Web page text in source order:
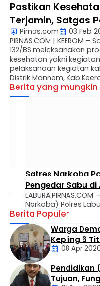
Pastikan
Terjamin, Satgas
Melaksanakan
Pirnas.com
03 Feb
PIRNAS.COM | KEEROM
132/BS melaksanakan
kesehatan yakni
pelaksanaan kegiatan
Distrik Mannem,
Kamis (02/02/2023).
satu program unggulan
Berita yang mungkin
Satres Narkoba
Pengedar Sabu di
LABURA,PIRNAS.COM –
Narkoba) Polres
kasus peredaran
hukumnya. Seorang pria
berhasil diamankan
Kelurahan Bandar
Kabupaten Labuhanbatu
sekitar pukul 14.30 WIB.
Opsnal Satres Narkoba …
Berita Populer
Daerah
Warga
Kepling 6
Tak Perduli
08 Apr 2020
Pendidikan
Tujuan,